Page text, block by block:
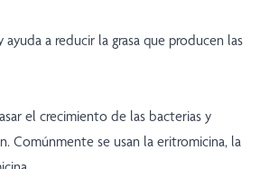
ayuda a reducir la grasa que producen las
el crecimiento de las bacterias y
Comúnmente se usan la eritromicina, la